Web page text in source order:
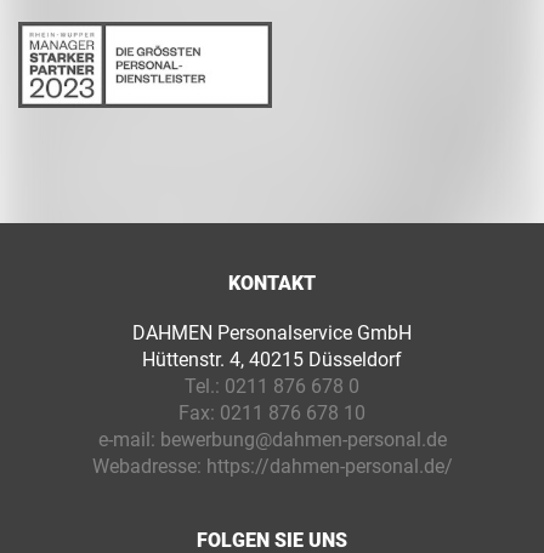
KONTAKT
DAHMEN Personalservice GmbH
Hüttenstr. 4, 40215 Düsseldorf
Tel.: 0211 876 678 0
Fax: 0211 876 678 10
e-mail: bewerbung@dahmen-personal.de
Webadresse: https://dahmen-personal.de/
FOLGEN SIE UNS